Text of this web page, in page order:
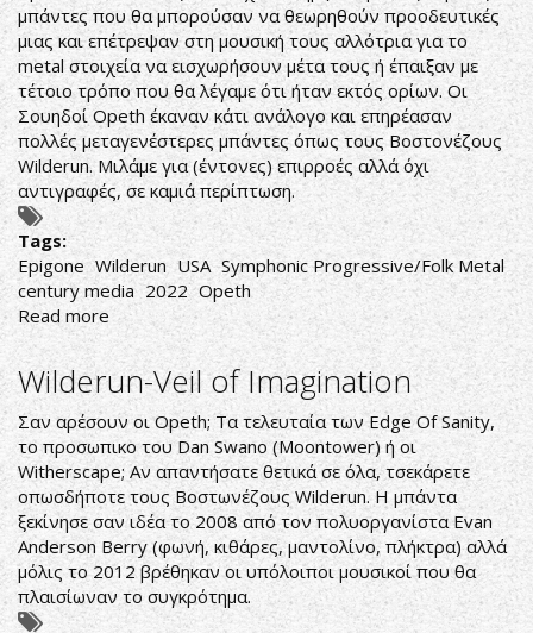
μπάντες που θα μπορούσαν να θεωρηθούν προοδευτικές
μιας και επέτρεψαν στη μουσική τους αλλότρια για το
metal στοιχεία να εισχωρήσουν μέτα τους ή έπαιξαν με
τέτοιο τρόπο που θα λέγαμε ότι ήταν εκτός ορίων. Οι
Σουηδοί Opeth έκαναν κάτι ανάλογο και επηρέασαν
πολλές μεταγενέστερες μπάντες όπως τους Βοστονέζους
Wilderun. Μιλάμε για (έντονες) επιρροές αλλά όχι
αντιγραφές, σε καμιά περίπτωση.
Tags:
Epigone Wilderun USA Symphonic Progressive/Folk Metal
century media 2022 Opeth
Read more about
Wilderun-
Epigone
Wilderun-Veil of Imagination
Σαν αρέσουν οι Opeth; Τα τελευταία των Edge Of Sanity,
το προσωπικο του Dan Swano (Moontower) ή οι
Witherscape; Αν απαντήσατε θετικά σε όλα, τσεκάρετε
οπωσδήποτε τους Βοστωνέζους Wilderun. Η μπάντα
ξεκίνησε σαν ιδέα το 2008 από τον πολυοργανίστα Evan
Anderson Berry (φωνή, κιθάρες, μαντολίνο, πλήκτρα) αλλά
μόλις το 2012 βρέθηκαν οι υπόλοιποι μουσικοί που θα
πλαισίωναν το συγκρότημα.